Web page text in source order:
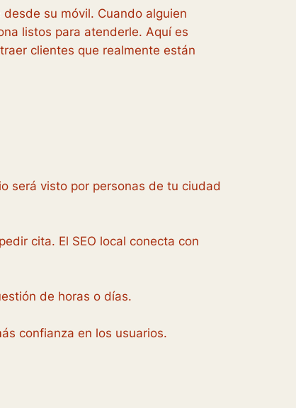
su móvil. Cuando alguien
listos para atenderle. Aquí es
clientes que realmente están
será visto por personas de tu ciudad
cita. El SEO local conecta con
de horas o días.
confianza en los usuarios.